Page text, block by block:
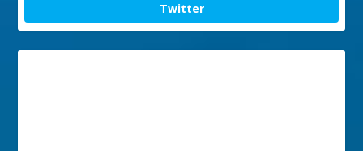
Twitter